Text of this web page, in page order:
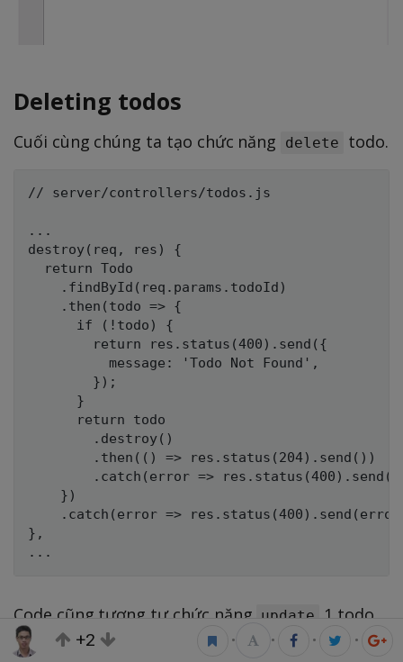
Deleting todos
Cuối cùng chúng ta tạo chức năng delete todo.
// server/controllers/todos.js
...
destroy(req, res) {
  return Todo
    .findById(req.params.todoId)
    .then(todo => {
      if (!todo) {
        return res.status(400).send({
          message: 'Todo Not Found',
        });
      }
      return todo
        .destroy()
        .then(() => res.status(204).send())
.catch(error =>
    })
.catch(error =>
},
Code cũng tương tự chức năng update
1 todo.
Do đã config
là CASCADE
nên các
+2 • • • •